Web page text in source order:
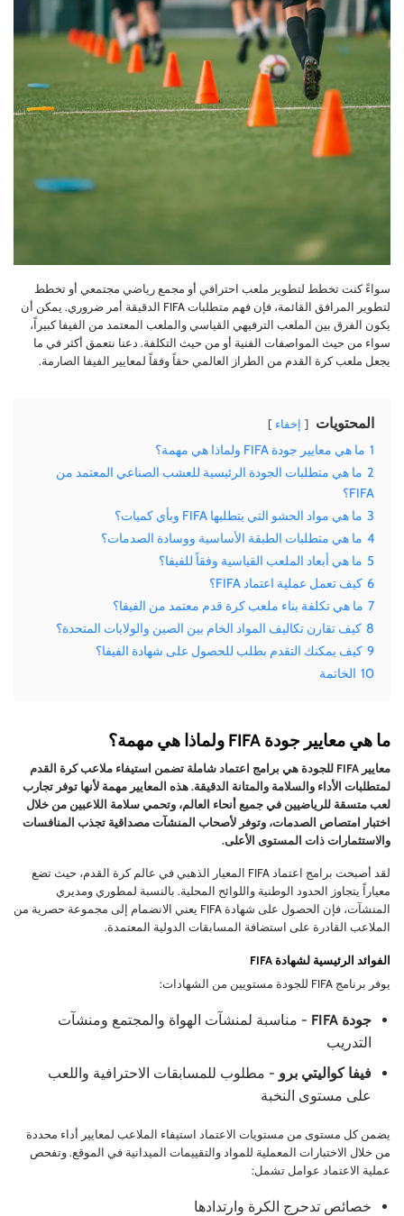
سواءً كنت تخطط لتطوير ملعب احترافي أو مجمع رياضي مجتمعي أو تخطط
لتطوير المرافق القائمة، فإن فهم متطلبات FIFA الدقيقة أمر ضروري. يمكن أن
يكون الفرق بين الملعب الترفيهي القياسي والملعب المعتمد من الفيفا كبيراً،
سواء من حيث المواصفات الفنية أو من حيث التكلفة. دعنا نتعمق أكثر في ما
يجعل ملعب كرة القدم من الطراز العالمي حقاً وفقاً لمعايير الفيفا الصارمة.
المحتويات إخفاء
1 ما هي معايير جودة FIFA ولماذا هي مهمة؟
2 ما هي متطلبات الجودة الرئيسية للعشب الصناعي المعتمد من
FIFA؟
3 ما هي مواد الحشو التي يتطلبها FIFA وبأي كميات؟
4 ما هي متطلبات الطبقة الأساسية ووسادة الصدمات؟
5 ما هي أبعاد الملعب القياسية وفقاً للفيفا؟
6 كيف تعمل عملية اعتماد FIFA؟
7 ما هي تكلفة بناء ملعب كرة قدم معتمد من الفيفا؟
8 كيف تقارن تكاليف المواد الخام بين الصين والولايات المتحدة؟
9 كيف يمكنك التقدم بطلب للحصول على شهادة الفيفا؟
10 الخاتمة
ما هي معايير جودة FIFA ولماذا هي مهمة؟
معايير FIFA للجودة هي برامج اعتماد شاملة تضمن استيفاء ملاعب كرة القدم
لمتطلبات الأداء والسلامة والمتانة الدقيقة. هذه المعايير مهمة لأنها توفر تجارب
لعب متسقة للرياضيين في جميع أنحاء العالم، وتحمي سلامة اللاعبين من خلال
اختبار امتصاص الصدمات، وتوفر لأصحاب المنشآت مصداقية تجذب المنافسات
والاستثمارات ذات المستوى الأعلى.
لقد أصبحت برامج اعتماد FIFA المعيار الذهبي في عالم كرة القدم، حيث تضع
معياراً يتجاوز الحدود الوطنية واللوائح المحلية. بالنسبة لمطوري ومديري
المنشآت، فإن الحصول على شهادة FIFA يعني الانضمام إلى مجموعة حصرية من
الملاعب القادرة على استضافة المسابقات الدولية المعتمدة.
الفوائد الرئيسية لشهادة FIFA
يوفر برنامج FIFA للجودة مستويين من الشهادات:
جودة FIFA
- مناسبة لمنشآت الهواة والمجتمع ومنشآت
التدريب
فيفا كواليتي برو - مطلوب للمسابقات الاحترافية واللعب
على مستوى النخبة
يضمن كل مستوى من مستويات الاعتماد استيفاء الملاعب لمعايير أداء محددة
من خلال الاختبارات المعملية للمواد والتقييمات الميدانية في الموقع. وتفحص
عملية الاعتماد عوامل تشمل:
خصائص تدحرج الكرة وارتدادها